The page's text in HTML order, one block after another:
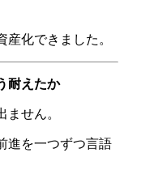
化できました。
耐えたか
せん。
進を一つずつ言語